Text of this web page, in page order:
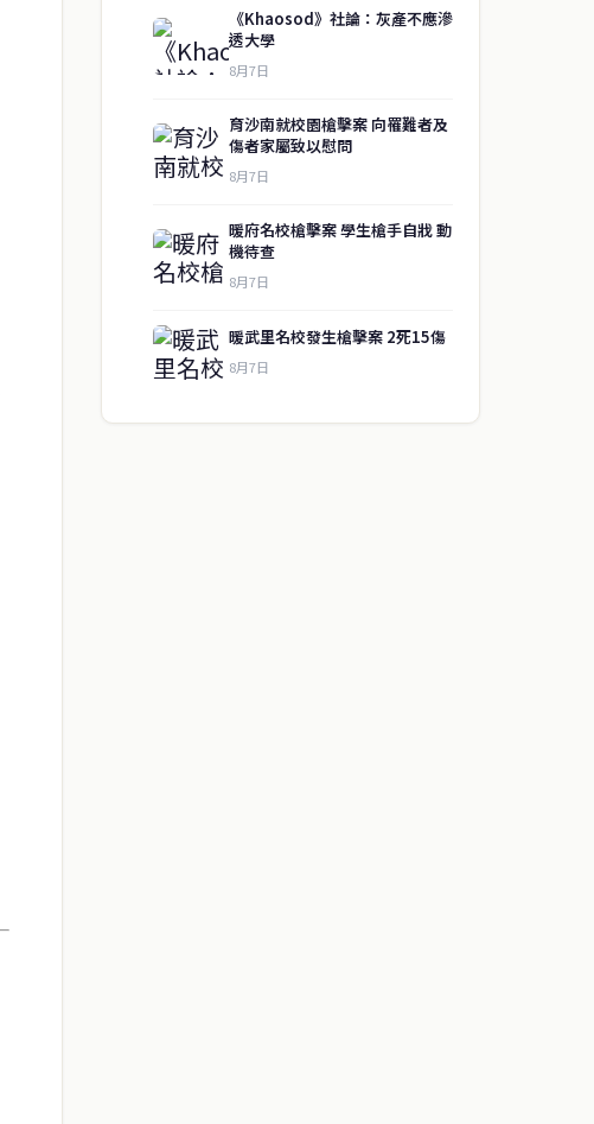
《Khaosod》社論：灰產不應滲
透大學
8月7日
育沙南就校園槍擊案 向罹難者及
傷者家屬致以慰問
8月7日
暖府名校槍擊案 學生槍手自戕 動
機待查
8月7日
暖武里名校發生槍擊案 2死15傷
8月7日